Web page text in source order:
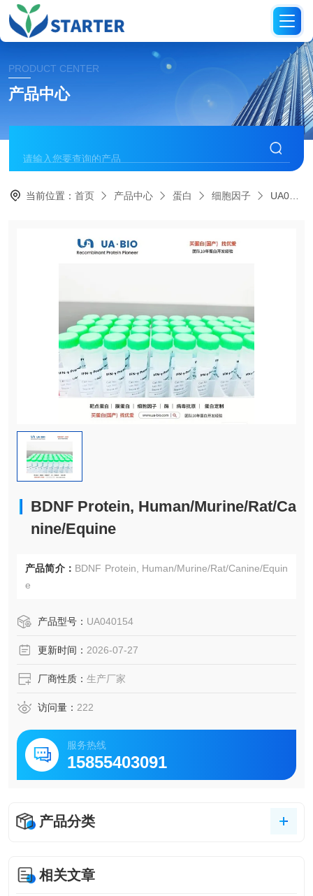
PRODUCT CENTER
产品中心
当前位置：首页 产品中心 蛋白 细胞因子 UA040154BDNF Protein, Human/Murine/Rat/Canine/Equine
BDNF Protein, Human/Murine/Rat/Ca
nine/Equine
产品简介： BDNF Protein, Human/Murine/Rat/Canine/Equin
e
产品型号： UA040154
更新时间： 2026-07-27
厂商性质： 生产厂家
访问量： 222
服务热线
15855403091
产品分类
相关文章